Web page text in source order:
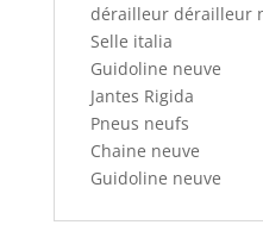
dérailleur dérailleur
Selle italia
Guidoline neuve
Jantes Rigida
Pneus neufs
Chaine neuve
Guidoline neuve